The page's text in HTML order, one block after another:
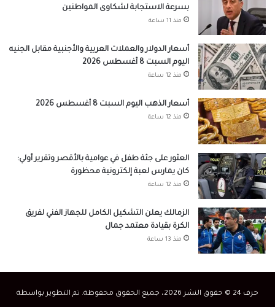
بسرعة الاستجابة لشكاوى المواطنين
منذ 11 ساعة
أسعار الدولار والعملات العربية والأجنبية مقابل الجنيه
اليوم السبت 8 أغسطس 2026
منذ 12 ساعة
أسعار الذهب اليوم السبت 8 أغسطس 2026
منذ 12 ساعة
العثور على جثة طفل في عوامية بالأقصر وتقرير أولي:
كان يمارس لعبة إلكترونية محظورة
منذ 12 ساعة
الزمالك يعلن التشكيل الكامل للجهاز الفني لفريق
الكرة بقيادة معتمد جمال
منذ 13 ساعة
حرف 24 © حقوق النشر 2026، جميع الحقوق محفوظة. تم التطوير بواسطة